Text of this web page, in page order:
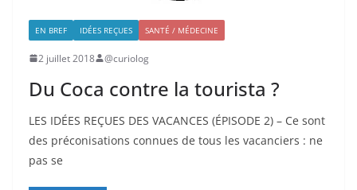
EN BREF IDÉES REÇUES SANTÉ / MÉDECINE
2 juillet 2018 @curiolog
Du Coca contre la tourista ?
LES IDÉES REÇUES DES VACANCES (ÉPISODE 2) – Ce sont
des préconisations connues de tous les vacanciers : ne
pas se